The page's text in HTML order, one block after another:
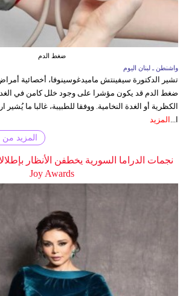
ضغط الدم
واشنطن ـ لبنان اليوم
تشير الدكتورة سيفينتش ماميدغوسينوفا، أخصائية
ضغط الدم قد يكون مؤشرا على وجود خلل كامن في الغدة
الكظرية أو الغدة النخامية. ووفقا للطبيبة، غالبا ما
ا...
المزيد
المزيد من
نجمات الدراما السورية يخطفن الأنظار
Joy Awards